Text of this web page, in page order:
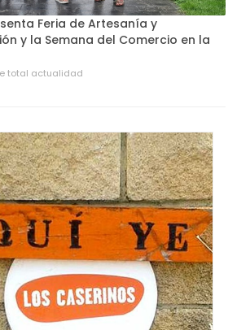
Feria de Artesanía y
y la Semana del Comercio en la
total actualidad